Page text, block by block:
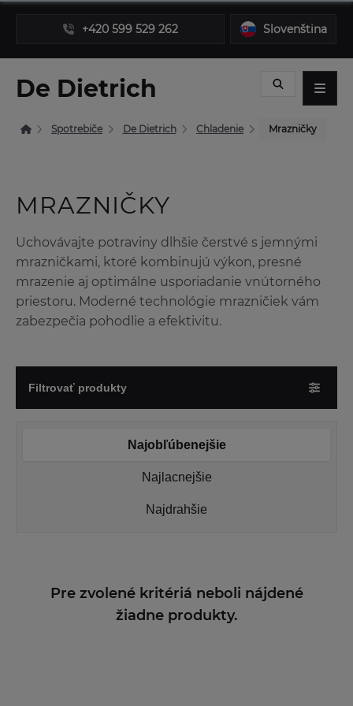
+420 599 529 262 Slovenština
De Dietrich
Spotrebiče De Dietrich Chladenie Mrazničky
MRAZNIČKY
Uchovávajte potraviny dlhšie čerstvé s jemnými
mrazničkami, ktoré kombinujú výkon, presné
mrazenie aj optimálne usporiadanie vnútorného
priestoru. Moderné technológie mrazničiek vám
zabezpečia pohodlie a efektivitu.
Filtrovať produkty
Najobľúbenejšie
Najlacnejšie
Najdrahšie
Pre zvolené kritériá neboli nájdené
žiadne produkty.